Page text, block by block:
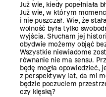
Już wie, kiedy popełniała
Już wie, w którym
i nie puszczał. Wie, że
wolność była tylko
wyjścia. Słucham jej
obydwie możemy objąć
Wszystkie niewiadome
równanie nie ma sensu.
będę mogła opowiedzieć,
z perspektywy lat, da mi
będzie poczuciem
czy klęską?